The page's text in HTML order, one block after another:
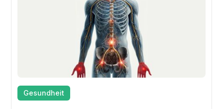
Gesundheit